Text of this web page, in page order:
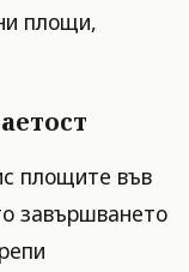
площи,
площите във
завършването